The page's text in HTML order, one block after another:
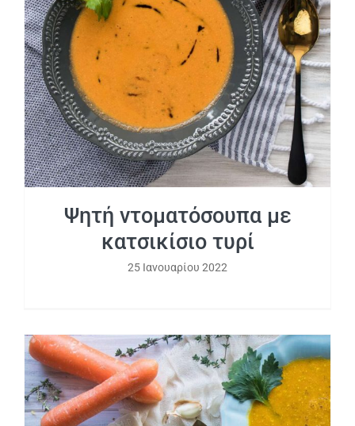
Ψητή ντοματόσουπα με κατσικίσιο τυρί
Ψητή ντοματόσουπα με
κατσικίσιο τυρί
25 Ιανουαρίου 2022